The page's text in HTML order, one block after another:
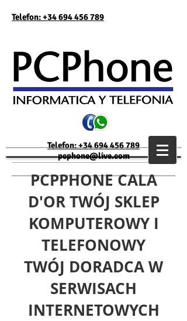
Telefon: +34 694 456 789
Telefon: +34 694 456 789
pcphone@live.com
PCPPHONE CALA
D'OR TWÓJ SKLEP
KOMPUTEROWY I
TELEFONOWY
TWÓJ DORADCA W
SERWISACH
INTERNETOWYCH